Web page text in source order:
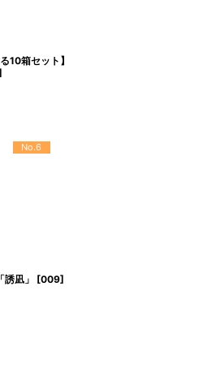
10箱セット】
No.6
凪」 [009]